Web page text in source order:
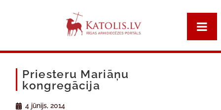
Priesteru Mariāņu
kongregācija
4 jūnijs, 2014